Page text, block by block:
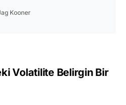
Kooner
Volatilite Belirgin Bir